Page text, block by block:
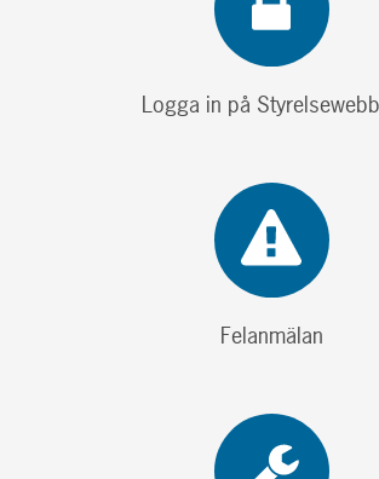
Logga in på
Felanmälan